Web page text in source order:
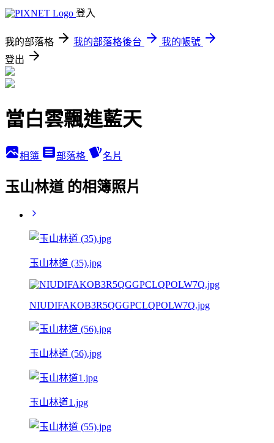
登入
我的部落格 我的部落格後台
我的帳號
登出
當白雲飄進藍天
相簿 部落格 名片
玉山林道 的相簿照片
玉山林道 (35).jpg
NIUDIFAKOB3R5QGGPCLQPOLW7Q.jpg
玉山林道 (56).jpg
玉山林道1.jpg